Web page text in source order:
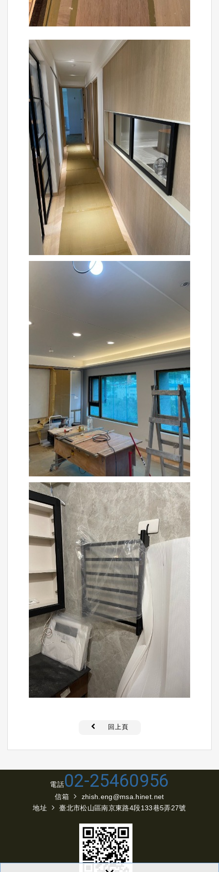
回上頁
電話02-25460956
信箱
zhish.eng@msa.hinet.net
地址
臺北市松山區南京東路4段133巷5弄27號